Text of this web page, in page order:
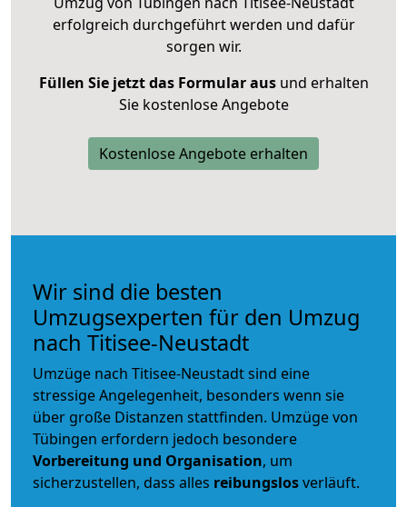
erfolgreich durchgeführt werden und dafür
sorgen wir.
Füllen Sie jetzt das Formular ausund erhalten
Sie kostenlose Angebote
Kostenlose Angebote erhalten
Wir sind die besten
Umzugsexperten für den Umzug
nach Titisee-Neustadt
Umzüge nach Titisee-Neustadt sind eine
stressige Angelegenheit, besonders wenn sie
über große Distanzen stattfinden. Umzüge von
Tübingen erfordern jedoch besondere
Vorbereitung und Organisation, um
sicherzustellen, dass alles reibungslosverläuft.